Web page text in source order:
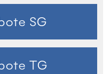
SG
TG